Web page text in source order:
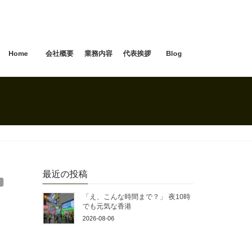
Home 会社概要 業務内容 代表挨拶 Blog
最近の投稿
「え、こんな時間まで？」 夜10時
でも元気な香港
2026-08-06